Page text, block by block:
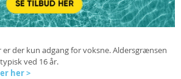
der kun adgang for voksne. Aldersgrænsen
ved 16 år.
her >